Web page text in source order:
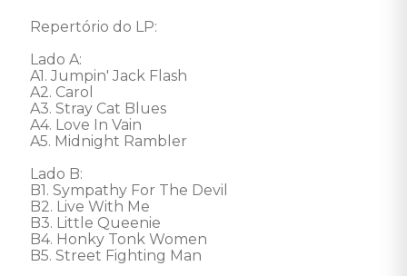
Repertório do LP:
Lado A:
A1. Jumpin' Jack Flash
A2. Carol
A3. Stray Cat Blues
A4. Love In Vain
A5. Midnight Rambler
Lado B:
B1. Sympathy For The Devil
B2. Live With Me
B3. Little Queenie
B4. Honky Tonk Women
B5. Street Fighting Man